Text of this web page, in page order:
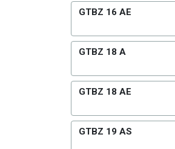
GTBZ 16 AE
GTBZ 18 A
GTBZ 18 AE
GTBZ 19 AS